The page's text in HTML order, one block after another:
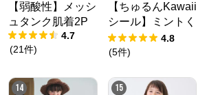
【弱酸性】メッシ
ュタンク肌着2P
4.7
(21件)
【ちゅるんKawaii
シール】ミントく
ん
4.8
(5件)
14 15